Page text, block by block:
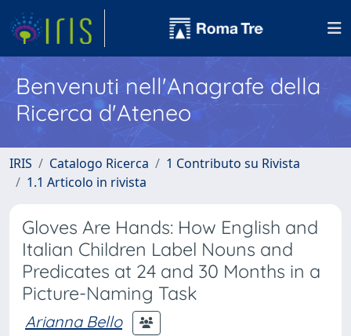
Benvenuti nell'Anagrafe della
Ricerca d'Ateneo
IRIS Catalogo Ricerca
1 Contributo su Rivista
1.1 Articolo in rivista
Gloves Are Hands: How English and
Italian Children Label Nouns and
Predicates at 24 and 30 Months in a
Picture-Naming Task
Arianna Bello